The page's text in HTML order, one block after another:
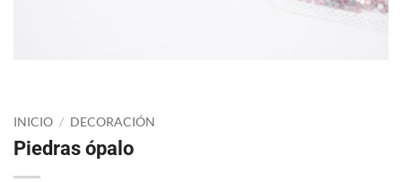
INICIO / DECORACIÓN
Piedras ópalo